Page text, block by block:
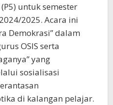
untuk semester
2025. Acara ini
Demokrasi” dalam
OSIS serta
yang
sosialisasi
di kalangan pelajar.